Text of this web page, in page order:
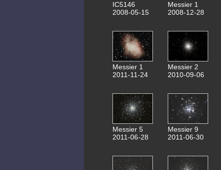
IC5146
2008-05-15
Messier 1
2008-12-28
Messier 1
2011-11-24
Messier 2
2010-09-06
Messier 5
2011-06-28
Messier 9
2011-06-30